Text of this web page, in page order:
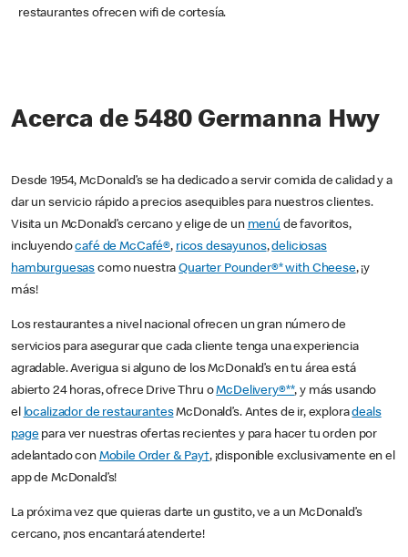
restaurantes ofrecen wifi de cortesía.
Acerca de 5480 Germanna Hwy
Desde 1954, McDonald’s se ha dedicado a servir comida de calidad y a
dar un servicio rápido a precios asequibles para nuestros clientes.
Visita un McDonald’s cercano y elige de un menú de favoritos,
incluyendocafé de McCafé®, ricos desayunos,deliciosas
hamburguesas como nuestraQuarter Pounder®* with Cheese, ¡y
más!
Los restaurantes a nivel nacional ofrecen un gran número de
servicios para asegurar que cada cliente tenga una experiencia
agradable. Averigua si alguno de los McDonald’s en tu área está
abierto 24 horas, ofrece Drive Thru oMcDelivery®**, y más usando
el localizador de restaurantesMcDonald’s. Antes de ir, exploradeals
pagepara ver nuestras ofertas recientes y para hacer tu orden por
adelantado con Mobile Order & Pay†, ¡disponible exclusivamente en el
app de McDonald’s!
La próxima vez que quieras darte un gustito, ve a un McDonald’s
cercano, ¡nos encantará atenderte!